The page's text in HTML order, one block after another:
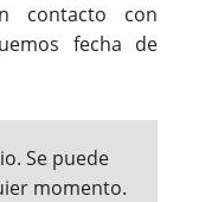
contacto con
fecha de
Se puede
momento.